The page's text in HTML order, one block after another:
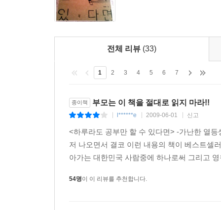
--- ‘너는 어떻게 살고 싶은 거야?’ 중에서
연탄아궁이를 확인해보았다. 아궁이는 두 개였다.
로 연결된 아궁이 속에 들어있는 연탄은 이미 차
내며 타들어가고 있었다.
세상 모든 일에는 이유가 있고, 누군가의 편안함
객관적으로 봤을 때 우리 집은 가난했을지 모르
지셨기 때문이리라. 그러면서도 단 한 번도 힘든
--- ‘마지막 이별’ 중에서
공부는 어렵지 않았지만, 정작 어려운 것은 잡기
술도 마실 수 있고, 나이트도 갈 수 있는 나이다.
전체 리뷰 (33)
1 2 3 4 5 6 7
종이책 부모는 이 책을 절대로 읽지 마라!!
l******e 2009-06-01 신고
<하루라도 공부만 할 수 있다면> -가난한 열
저 나오면서 결코 이런 내용의 책이 베스트셀
아가는 대한민국 사람중에 하나로써 그리고
54명이 이 리뷰를 추천합니다.